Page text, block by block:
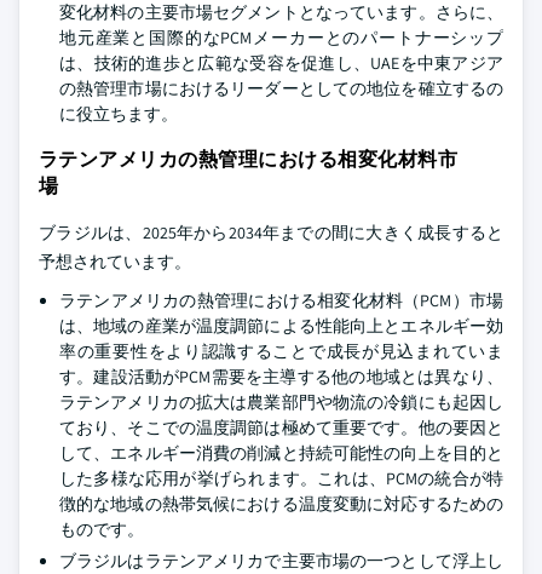
変化材料の主要市場セグメントとなっています。さらに、
地元産業と国際的なPCMメーカーとのパートナーシップ
は、技術的進歩と広範な受容を促進し、UAEを中東アジア
の熱管理市場におけるリーダーとしての地位を確立するの
に役立ちます。
ラテンアメリカの熱管理における相変化材料市
場
ブラジルは、2025年から2034年までの間に大きく成長すると
予想されています。
ラテンアメリカの熱管理における相変化材料（PCM）市場
は、地域の産業が温度調節による性能向上とエネルギー効
率の重要性をより認識することで成長が見込まれていま
す。建設活動がPCM需要を主導する他の地域とは異なり、
ラテンアメリカの拡大は農業部門や物流の冷鎖にも起因し
ており、そこでの温度調節は極めて重要です。他の要因と
して、エネルギー消費の削減と持続可能性の向上を目的と
した多様な応用が挙げられます。これは、PCMの統合が特
徴的な地域の熱帯気候における温度変動に対応するための
ものです。
ブラジルはラテンアメリカで主要市場の一つとして浮上し